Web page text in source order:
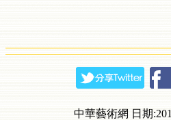
中華藝術網 日期